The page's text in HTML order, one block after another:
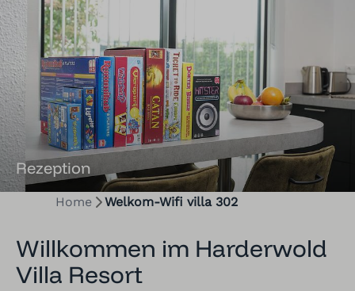
Rezeption
Home Welkom-Wifi villa 302
Willkommen im Harderwold
Villa Resort